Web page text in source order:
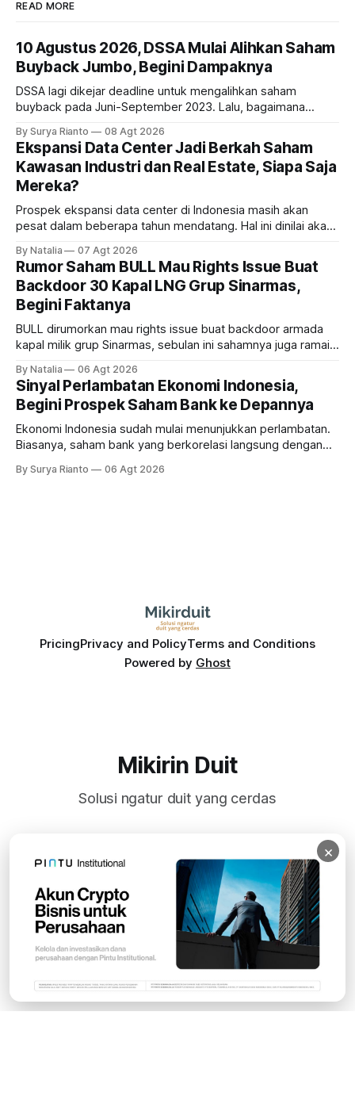
READ MORE
10 Agustus 2026, DSSA Mulai Alihkan Saham
Buyback Jumbo, Begini Dampaknya
DSSA lagi dikejar deadline untuk mengalihkan saham
buyback pada Juni-September 2023. Lalu, bagaimana
By Surya Rianto 08 Agt 2026
Ekspansi Data Center Jadi Berkah Saham
Kawasan Industri dan Real Estate, Siapa Saja
Mereka?
Prospek ekspansi data center di Indonesia masih akan
pesat dalam beberapa tahun mendatang. Hal ini dinilai akan
estate, ada siapa saja mereka?
By Natalia 07 Agt 2026
Rumor Saham BULL Mau Rights Issue Buat
Backdoor 30 Kapal LNG Grup Sinarmas,
Begini Faktanya
BULL dirumorkan mau rights issue buat backdoor armada
kapal milik grup Sinarmas, sebulan ini sahamnya juga ramai
masih menarik dilirik?
By Natalia 06 Agt 2026
Sinyal Perlambatan Ekonomi Indonesia,
Begini Prospek Saham Bank ke Depannya
Ekonomi Indonesia sudah mulai menunjukkan perlambatan.
Biasanya, saham bank yang berkorelasi langsung dengan
bank ke depannya?
By Surya Rianto 06 Agt 2026
PricingPrivacy and PolicyTerms and Conditions
Powered by Ghost
Mikirin Duit
Solusi ngatur duit yang cerdas
Subscribe
×